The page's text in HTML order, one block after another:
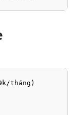
tháng)